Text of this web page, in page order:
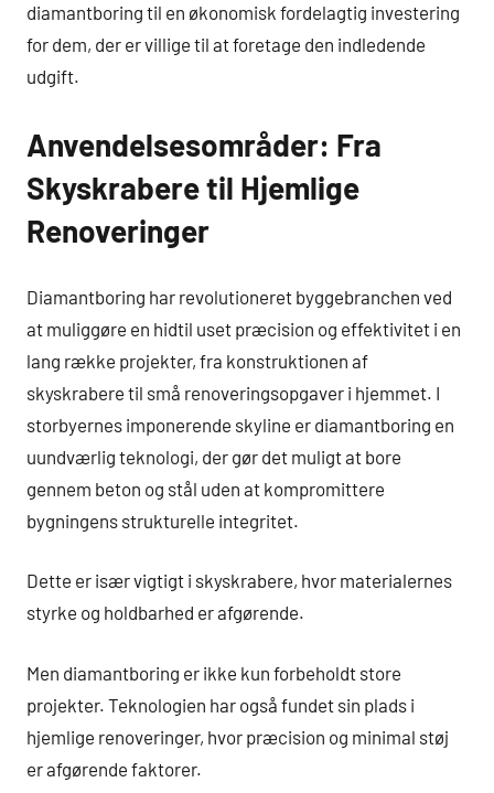
diamantboring til en økonomisk fordelagtig investering
for dem, der er villige til at foretage den indledende
udgift.
Anvendelsesområder: Fra
Skyskrabere til Hjemlige
Renoveringer
Diamantboring har revolutioneret byggebranchen ved
at muliggøre en hidtil uset præcision og effektivitet i en
lang række projekter, fra konstruktionen af
skyskrabere til små renoveringsopgaver i hjemmet. I
storbyernes imponerende skyline er diamantboring en
uundværlig teknologi, der gør det muligt at bore
gennem beton og stål uden at kompromittere
bygningens strukturelle integritet.
Dette er især vigtigt i skyskrabere, hvor materialernes
styrke og holdbarhed er afgørende.
Men diamantboring er ikke kun forbeholdt store
projekter. Teknologien har også fundet sin plads i
hjemlige renoveringer, hvor præcision og minimal støj
er afgørende faktorer.